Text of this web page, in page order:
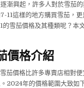
漸興起，許多人對於雪茄
11這樣的地方購買雪茄，
雪茄價格及其種類呢？本
價格介紹
茄價格比許多專賣店相對
2024年的價格範圍大致如